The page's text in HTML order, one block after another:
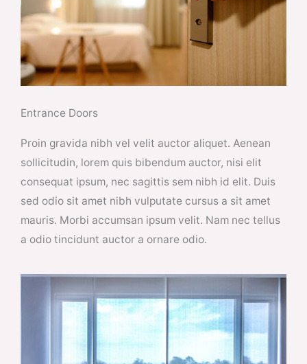
Entrance Doors
Proin gravida nibh vel velit auctor aliquet. Aenean
sollicitudin, lorem quis bibendum auctor, nisi elit
consequat ipsum, nec sagittis sem nibh id elit. Duis
sed odio sit amet nibh vulputate cursus a sit amet
mauris. Morbi accumsan ipsum velit. Nam nec tellus
a odio tincidunt auctor a ornare odio.